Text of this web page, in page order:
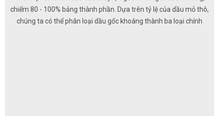
chiếm 80 - 100% bảng thành phần. Dựa trên tỷ lệ của dầu mỏ thô,
chúng ta có thể phân loại dầu gốc khoáng thành ba loại chính